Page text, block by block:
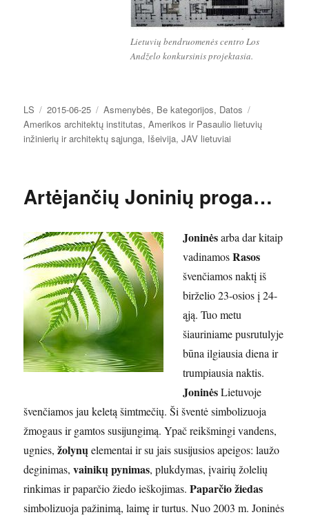
Lietuvių bendruomenės centro Los
Andželo konkursinis projektasia.
Autorius
LS Paskelbta
2015-06-25 Kategorijos
Asmenybės, Be kategorijos, Datos
Amerikos architektų institutas,Amerikos ir Pasaulio lietuvių
inžinierių ir architektų sąjunga, Išeivija,JAV lietuviai
Artėjančių Joninių proga…
Joninėsarba dar kitaip
vadinamosRasos
švenčiamos naktį iš
birželio 23-osios į 24-
ąją. Tuo metu
šiauriniame pusrutulyje
būna ilgiausia diena ir
trumpiausia naktis.
JoninėsLietuvoje
švenčiamos jau keletą šimtmečių. Ši šventė simbolizuoja
žmogaus ir gamtos susijungimą. Ypač reikšmingi vandens,
ugnies,žolynųelementai ir su jais susijusios apeigos: laužo
deginimas,vainikų pynimas, plukdymas, įvairių žolelių
rinkimas ir paparčio žiedo ieškojimas.Paparčio žiedas
simbolizuoja pažinimą, laimę ir turtus. Nuo 2003 m. Joninės